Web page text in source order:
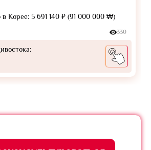
в Корее: 5 691 140 ₽ (91 000 000 ₩)
330